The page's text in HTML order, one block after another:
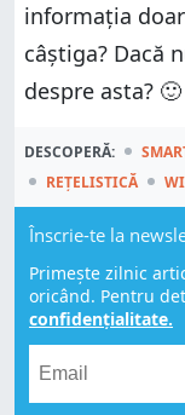
informația
câștiga? Dacă
despre asta? 🙂
DESCOPERĂ:
REȚELISTICĂ
Înscrie-te la
Primește zilnic
oricând. Pentru
confidențialitate.